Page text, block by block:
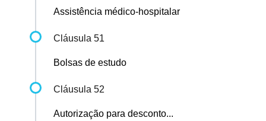
Assistência médico-hospitalar
Cláusula 51
Bolsas de estudo
Cláusula 52
Autorização para desconto...